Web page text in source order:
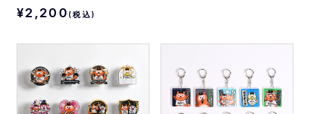
¥2,200 (税込)